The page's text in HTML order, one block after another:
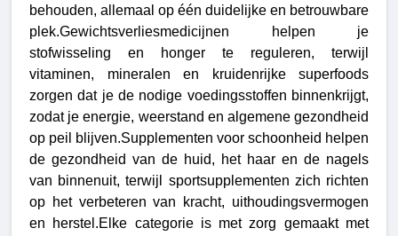
behouden, allemaal op één duidelijke en betrouwbare
plek.Gewichtsverliesmedicijnen helpen je
stofwisseling en honger te reguleren, terwijl
vitaminen, mineralen en kruidenrijke superfoods
zorgen dat je de nodige voedingsstoffen binnenkrijgt,
zodat je energie, weerstand en algemene gezondheid
op peil blijven.Supplementen voor schoonheid helpen
de gezondheid van de huid, het haar en de nagels
van binnenuit, terwijl sportsupplementen zich richten
op het verbeteren van kracht, uithoudingsvermogen
en herstel.Elke categorie is met zorg gemaakt met